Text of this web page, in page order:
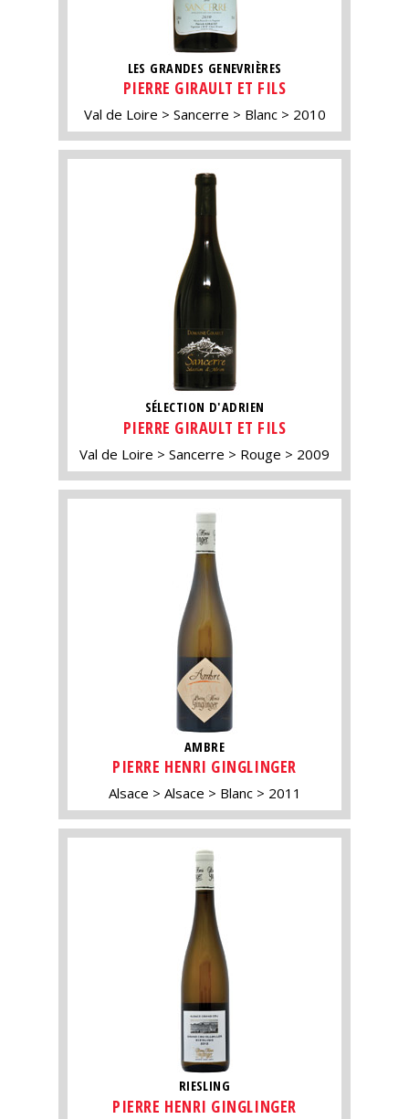
LES GRANDES GENEVRIÈRES
PIERRE GIRAULT ET FILS
Val de Loire Sancerre Blanc 2010
SÉLECTION D'ADRIEN
PIERRE GIRAULT ET FILS
Val de Loire Sancerre Rouge 2009
AMBRE
PIERRE HENRI GINGLINGER
Alsace Alsace Blanc 2011
RIESLING
PIERRE HENRI GINGLINGER